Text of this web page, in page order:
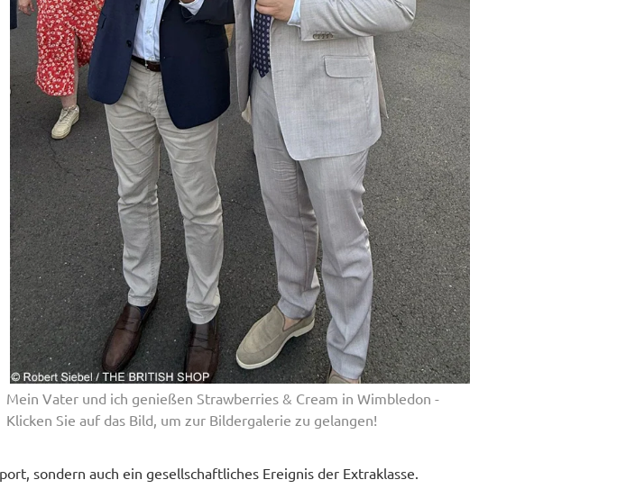
Mein Vater und ich genießen Strawberries & Cream in Wimbledon -
Klicken Sie auf das Bild, um zur Bildergalerie zu gelangen!
sondern auch ein gesellschaftliches Ereignis der Extraklasse.